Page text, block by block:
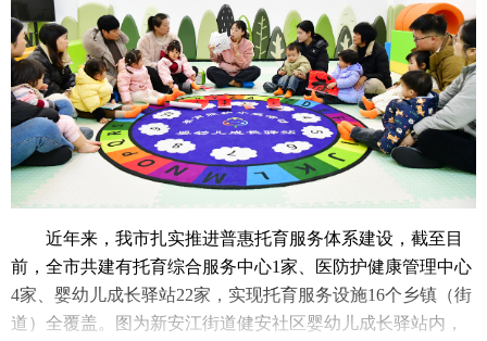
近年来，我市扎实推进普惠托育服务体系建设，截至目
前，全市共建有托育综合服务中心1家、医防护健康管理中心
4家、婴幼儿成长驿站22家，实现托育服务设施16个乡镇（街
道）全覆盖。图为新安江街道健安社区婴幼儿成长驿站内，